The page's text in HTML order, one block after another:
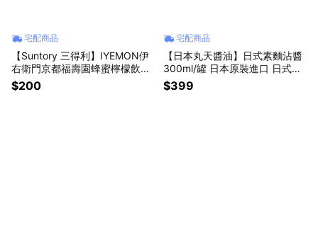
宅配商品
【Suntory 三得利】IYEMON伊
右衛門京都福壽園蜂蜜檸檬飲52
5ml日本原裝進口即飲檸檬飲料
含糖果汁日本必喝飲料水瓶座禮
$200
宅配商品
【日本丸天醬油】日式素麵沾醬
300ml/罐 日本原裝進口 日式涼
麵醬汁鰹魚露柴魚醬油烏龍麵沾
醬汁清甜不死鹹家庭料理必備 父
$399